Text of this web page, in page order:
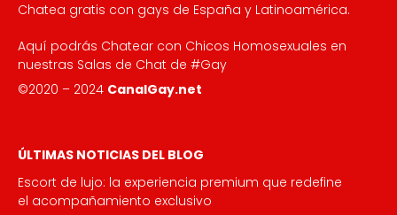
Chatea gratis con gays de España y Latinoamérica.
Aquí podrás Chatear con Chicos Homosexuales en
nuestras Salas de Chat de #Gay
©2020 – 2024 CanalGay.net
ÚLTIMAS NOTICIAS DEL BLOG
Escort de lujo: la experiencia premium que redefine
el acompañamiento exclusivo